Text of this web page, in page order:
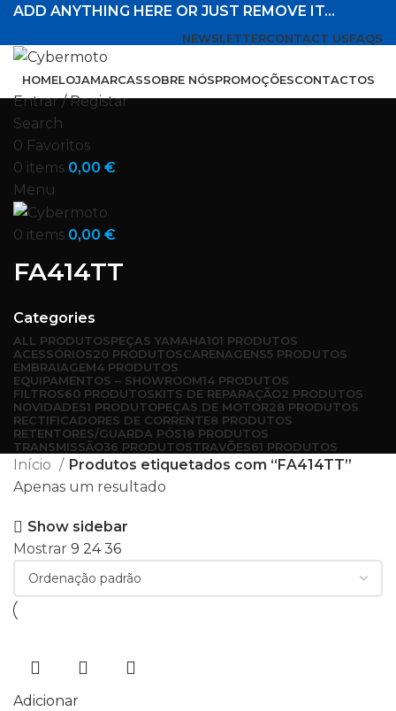
ADD ANYTHING HERE OR JUST REMOVE IT…
NEWSLETTERCONTACT USFAQS
HOMELOJAMARCASSOBRE NÓSPROMOÇÕESCONTACTOS
Entrar / Registar
Search
0 Favoritos
0 items 0,00 €
Menu
0 items 0,00 €
FA414TT
Categories
ALL PRODUTOSPEÇAS YAMAHA101 PRODUTOS
ACESSÓRIOS20 PRODUTOSCARENAGENS5 PRODUTOS
EMBRAIAGEM4 PRODUTOS
EQUIPAMENTOS – SHOWROOM14 PRODUTOS
FILTROS60 PRODUTOSKITS DE REPARAÇÃO2 PRODUTOS
NOVIDADES1 PRODUTOPEÇAS DE MOTOR28 PRODUTOS
RECTIFICADORES DE CORRENTE8 PRODUTOS
RETENTORES/GUARDA PÓS18 PRODUTOS
TRANSMISSÃO36 PRODUTOSTRAVÕES61 PRODUTOS
Início
Produtos etiquetados com “FA414TT”
Apenas um resultado
Show sidebar
Mostrar 9 2436
Adicionar